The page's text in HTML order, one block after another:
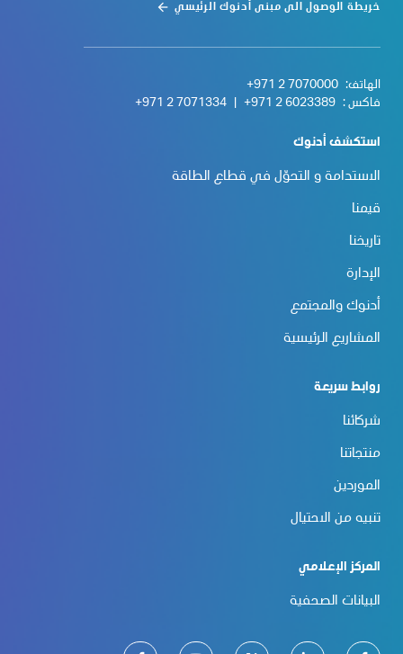
خريطة الوصول الى مبنى أدنوك الرئيسي
الهاتف: +971 2 7070000
فاكس : +971 2 6023389
+971 2 7071334
استكشف أدنوك
الاستدامة و التحوّل في قطاع الطاقة
قيمنا
تاريخنا
الإدارة
أدنوك والمجتمع
المشاريع الرئيسية
روابط سريعة
شركائنا
منتجاتنا
الموردين
تنبيه من الاحتيال
المركز الإعلامي
البيانات الصحفية